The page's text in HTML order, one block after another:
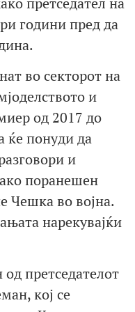
години пред да
во секторот на
и
од 2017 до
ќе понуди да
и
поранешен
Чешка во војна.
нарекувајќи
претседателот
кој се